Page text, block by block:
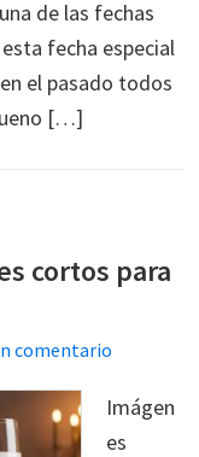
de las fechas
fecha especial
el pasado todos
[…]
cortos para
comentario
Imágen
es